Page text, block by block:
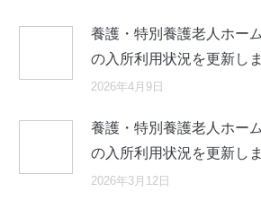
養護・特別養護老人ホー
の入所利用状況を更新し
2026年4月9日
養護・特別養護老人ホー
の入所利用状況を更新し
2026年3月12日